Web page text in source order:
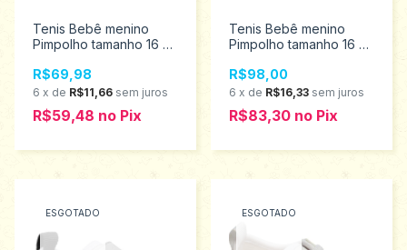
Tenis Bebê menino
Pimpolho tamanho 16 ao
R$69,98
6 x de R$11,66 sem juros
R$59,48 no Pix
Tenis Bebê menino
Pimpolho tamanho 16 ao
R$98,00
6 x de R$16,33 sem juros
R$83,30 no Pix
ESGOTADO ESGOTADO